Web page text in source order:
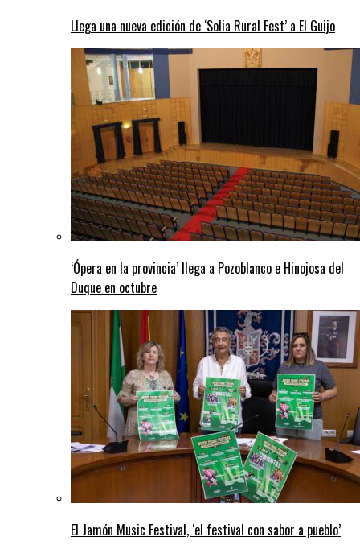
Llega una nueva edición de ‘Solia Rural Fest’ a El Guijo
‘Ópera en la provincia’ llega a Pozoblanco e Hinojosa del
Duque en octubre
El Jamón Music Festival, ‘el festival con sabor a pueblo’